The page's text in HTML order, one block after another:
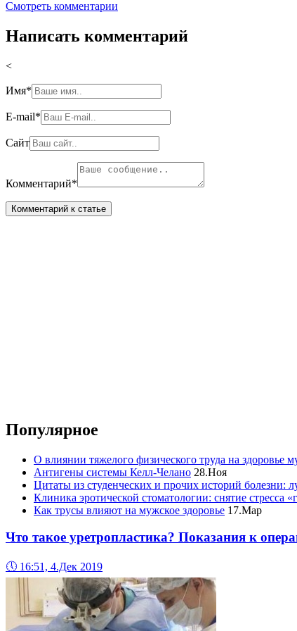
Смотреть комментарии
Написать комментарий
<
Имя*
E-mail*
Сайт
Комментарий*
Популярное
О влиянии тяжелого физического труда на здоровье
Антигены системы Келл-Челано 28.Ноя
Цитаты из студенческих и прочих историй болезни:
Клиника эротической стоматологии: снятие стресса
Как трусы влияют на мужское здоровье 17.Мар
Что такое уретропластика? Показания к
🕔 16:51, 4.Дек 2019